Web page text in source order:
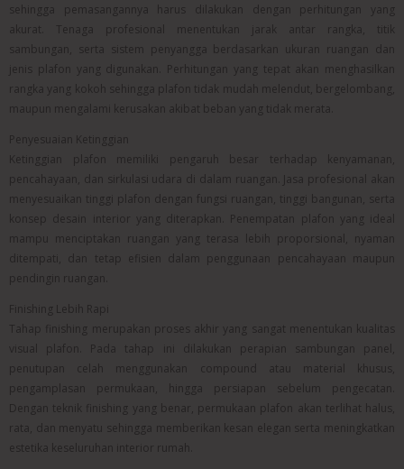
sehingga pemasangannya harus dilakukan dengan perhitungan yang
akurat. Tenaga profesional menentukan jarak antar rangka, titik
sambungan, serta sistem penyangga berdasarkan ukuran ruangan dan
jenis plafon yang digunakan. Perhitungan yang tepat akan menghasilkan
rangka yang kokoh sehingga plafon tidak mudah melendut, bergelombang,
maupun mengalami kerusakan akibat beban yang tidak merata.
Penyesuaian Ketinggian
Ketinggian plafon memiliki pengaruh besar terhadap kenyamanan,
pencahayaan, dan sirkulasi udara di dalam ruangan. Jasa profesional akan
menyesuaikan tinggi plafon dengan fungsi ruangan, tinggi bangunan, serta
konsep desain interior yang diterapkan. Penempatan plafon yang ideal
mampu menciptakan ruangan yang terasa lebih proporsional, nyaman
ditempati, dan tetap efisien dalam penggunaan pencahayaan maupun
pendingin ruangan.
Finishing Lebih Rapi
Tahap finishing merupakan proses akhir yang sangat menentukan kualitas
visual plafon. Pada tahap ini dilakukan perapian sambungan panel,
penutupan celah menggunakan compound atau material khusus,
pengamplasan permukaan, hingga persiapan sebelum pengecatan.
Dengan teknik finishing yang benar, permukaan plafon akan terlihat halus,
rata, dan menyatu sehingga memberikan kesan elegan serta meningkatkan
estetika keseluruhan interior rumah.